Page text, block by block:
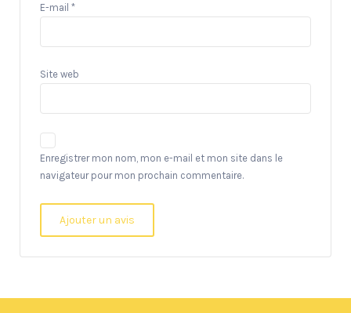
E-mail *
Site web
Enregistrer mon nom, mon e-mail et mon site dans le
navigateur pour mon prochain commentaire.